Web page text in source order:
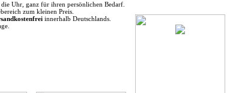
Uhr, ganz für ihren persönlichen Bedarf.
zum kleinen Preis.
innerhalb Deutschlands.